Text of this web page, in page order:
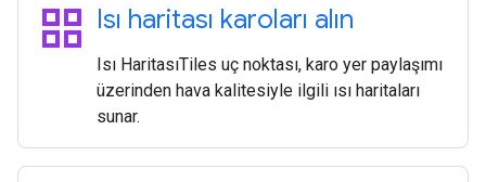
grid_view Isı haritası karoları alın
Isı HaritasıTiles uç noktası, karo yer paylaşımı
üzerinden hava kalitesiyle ilgili ısı haritaları
sunar.